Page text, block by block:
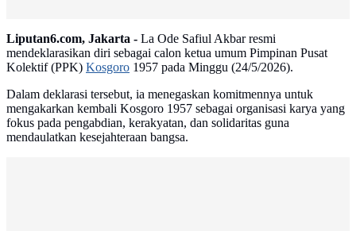
Liputan6.com, Jakarta - La Ode Safiul Akbar resmi
mendeklarasikan diri sebagai calon ketua umum Pimpinan Pusat
Kolektif (PPK) Kosgoro 1957 pada Minggu (24/5/2026).
Dalam deklarasi tersebut, ia menegaskan komitmennya untuk
mengakarkan kembali Kosgoro 1957 sebagai organisasi karya yang
fokus pada pengabdian, kerakyatan, dan solidaritas guna
mendaulatkan kesejahteraan bangsa.